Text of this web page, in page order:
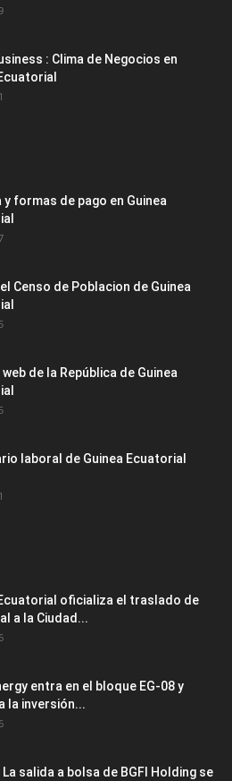
: Clima de Negocios en
y formas de pago en Guinea
Censo de Poblacion de Guinea
web de la República de Guinea
laboral de Guinea Ecuatorial
oficializa el traslado de
a la Ciudad...
entra en el bloque EG-08 y
la inversión...
La salida a bolsa de BGFI Holding se